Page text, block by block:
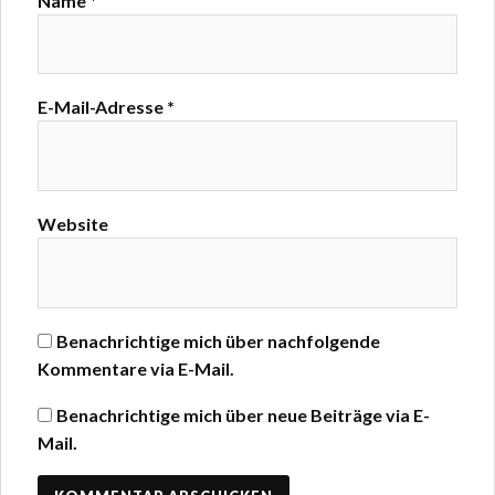
E-Mail-Adresse *
Website
Benachrichtige mich über nachfolgende
Kommentare via E-Mail.
Benachrichtige mich über neue Beiträge via E-
Mail.